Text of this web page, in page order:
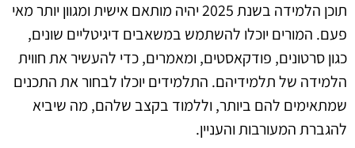
תוכן הלמידה בשנת 2025 יהיה מותאם אישית ומגוון יותר מאי
פעם. המורים יוכלו להשתמש במשאבים דיגיטליים שונים,
כגון סרטונים, פודקאסטים, ומאמרים, כדי להעשיר את חווית
הלמידה של תלמידיהם. התלמידים יוכלו לבחור את התכנים
שמתאימים להם ביותר, וללמוד בקצב שלהם, מה שיביא
להגברת המעורבות והעניין.